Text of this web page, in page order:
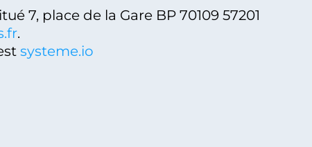
7, place de la Gare BP 70109 57201
.
systeme.io